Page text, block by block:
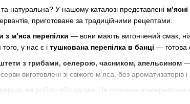
натуральна? У нашому каталозі представлені
приготоване за традиційними рецептами.
з м’яса перепілки — вони мають витончений смак,
у нас є і тушкована перепілка в банці — готова
з грибами, селерою, часником, апельсином —
виготовлені зі свіжого м’яса, без ароматизаторів
на роботі або вдома. Це поживна альтернатива